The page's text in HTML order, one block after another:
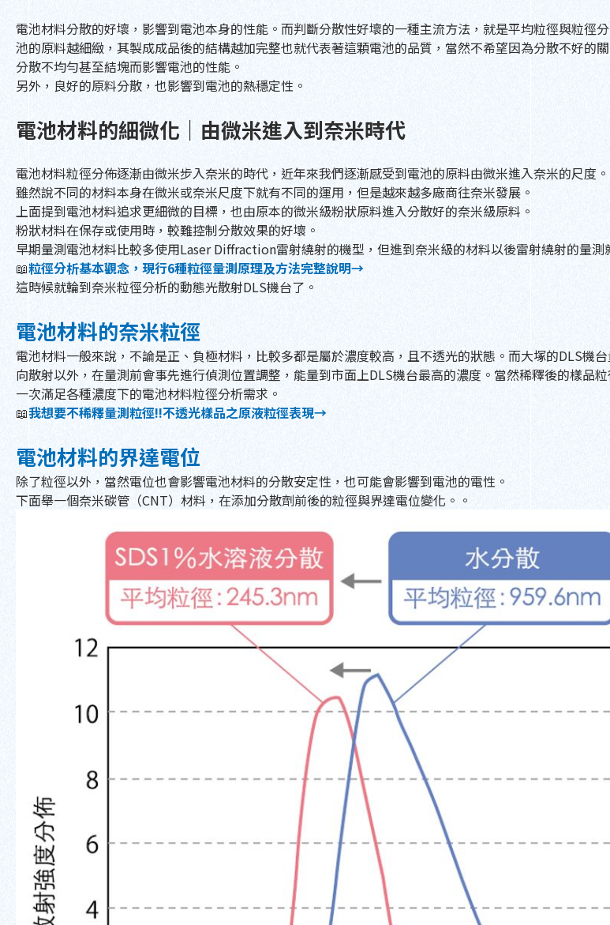
電池材料分散的好壞，影響到電池本身的性能。而判斷分散性好壞的一種主流方法，就是平均粒徑與粒徑
池的原料越細緻，其製成成品後的結構越加完整也就代表著這顆電池的品質，當然不希望因為分散不好的
分散不均勻甚至結塊而影響電池的性能。
另外，良好的原料分散，也影響到電池的熱穩定性。
電池材料的細微化｜由微米進入到奈米時代
電池材料粒徑分佈逐漸由微米步入奈米的時代，近年來我們逐漸感受到電池的原料由微米進入奈米的尺度。
雖然說不同的材料本身在微米或奈米尺度下就有不同的運用，但是越來越多廠商往奈米發展。
上面提到電池材料追求更細微的目標，也由原本的微米級粉狀原料進入分散好的奈米級原料。
粉狀材料在保存或使用時，較難控制分散效果的好壞。
早期量測電池材料比較多使用Laser Diffraction雷射繞射的機型，但進到奈米級的材料以後雷射繞射的量測
📖粒徑分析基本觀念，現行6種粒徑量測原理及方法完整說明→
這時候就輪到奈米粒徑分析的動態光散射DLS機台了。
電池材料的奈米粒徑
電池材料一般來說，不論是正、負極材料，比較多都是屬於濃度較高，且不透光的狀態。而大塚的DLS機
向散射以外，在量測前會事先進行偵測位置調整，能量到市面上DLS機台最高的濃度。當然稀釋後的樣品粒
一次滿足各種濃度下的電池材料粒徑分析需求。
📖我想要不稀釋量測粒徑!!不透光樣品之原液粒徑表現→
電池材料的界達電位
除了粒徑以外，當然電位也會影響電池材料的分散安定性，也可能會影響到電池的電性。
下面舉一個奈米碳管（CNT）材料，在添加分散劑前後的粒徑與界達電位變化。。